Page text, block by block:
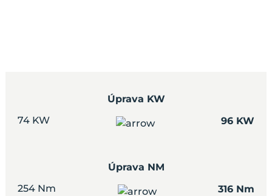
Úprava KW
74 KW
96 KW
Úprava NM
254 Nm
316 Nm